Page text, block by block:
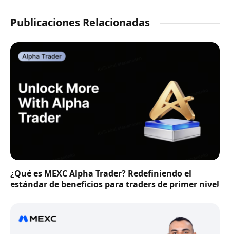
Publicaciones Relacionadas
¿Qué es MEXC Alpha Trader? Redefiniendo el
estándar de beneficios para traders de primer nivel